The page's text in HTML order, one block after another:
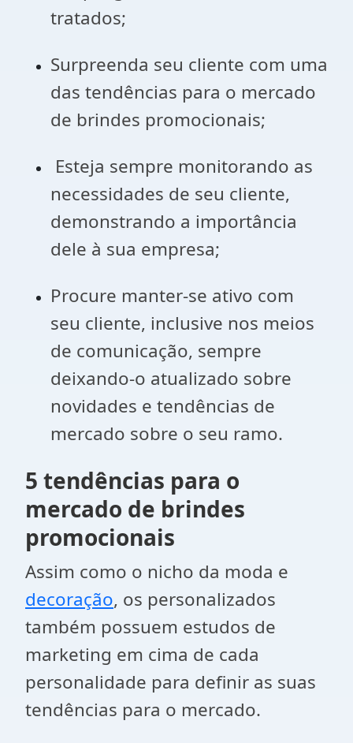
tratados;
Surpreenda seu cliente com uma
das tendências para o mercado
de brindes promocionais;
Esteja sempre monitorando as
necessidades de seu cliente,
demonstrando a importância
dele à sua empresa;
Procure manter-se ativo com
seu cliente, inclusive nos meios
de comunicação, sempre
deixando-o atualizado sobre
novidades e tendências de
mercado sobre o seu ramo.
5 tendências para o
mercado de brindes
promocionais
Assim como o nicho da moda e
decoração, os personalizados
também possuem estudos de
marketing em cima de cada
personalidade para definir as suas
tendências para o mercado.